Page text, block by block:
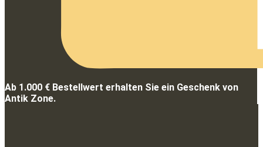
Ab 1.000 € Bestellwert erhalten Sie ein Geschenk von
Antik Zone.